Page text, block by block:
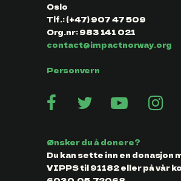
Oslo
Tlf.: (+47) 907 47 509
Org.nr: 983 141 021
contact@impactnorway.org
Personvern
Ønsker du å donere?
Du kan sette inn en donasjon
VIPPS til 91182 eller på vår